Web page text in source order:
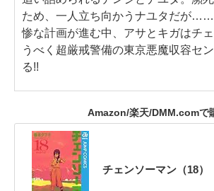
ため、一人立ち向かうナユタだが
惨な計画が進む中、アサとキガはチ
うべく超厳戒警備の東京悪魔収容セ
る!!
Amazon/楽天/DMM.comで
チェンソーマン（18）